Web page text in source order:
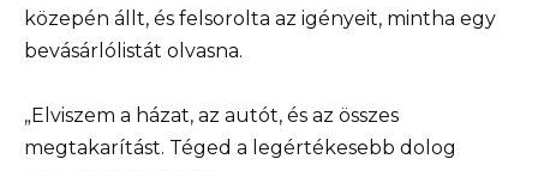
közepén állt, és felsorolta az igényeit, mintha egy
bevásárlólistát olvasna.
„Elviszem a házat, az autót, és az összes
megtakarítást. Téged a legértékesebb dolog